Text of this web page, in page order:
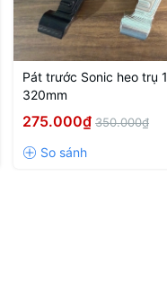
Pát trước Sonic heo trụ
320mm
275.000₫ 350.000₫